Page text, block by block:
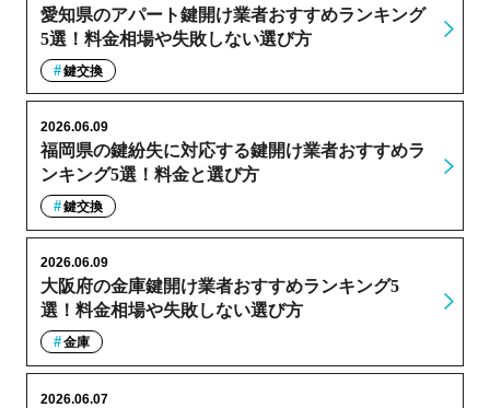
愛知県のアパート鍵開け業者おすすめランキング
5選！料金相場や失敗しない選び方
鍵交換
福岡県の鍵紛失に対応する鍵開け業者おすすめラ
ンキング5選！料金と選び方
2026.06.09
鍵交換
大阪府の金庫鍵開け業者おすすめランキング5
選！料金相場や失敗しない選び方
2026.06.09
金庫
2026.06.07